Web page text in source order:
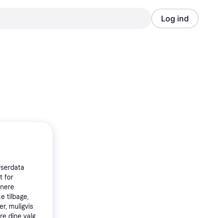
Log ind
for
tilbage,
muligvis
dine valg